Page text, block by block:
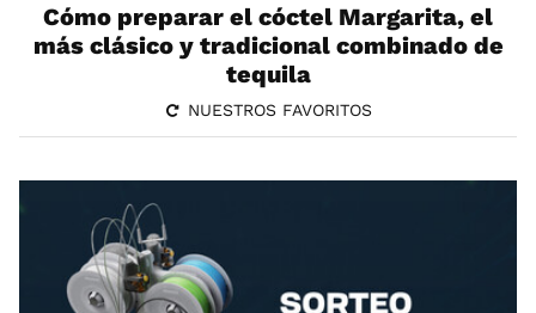
Cómo preparar el cóctel Margarita, el
más clásico y tradicional combinado de
tequila
NUESTROS FAVORITOS